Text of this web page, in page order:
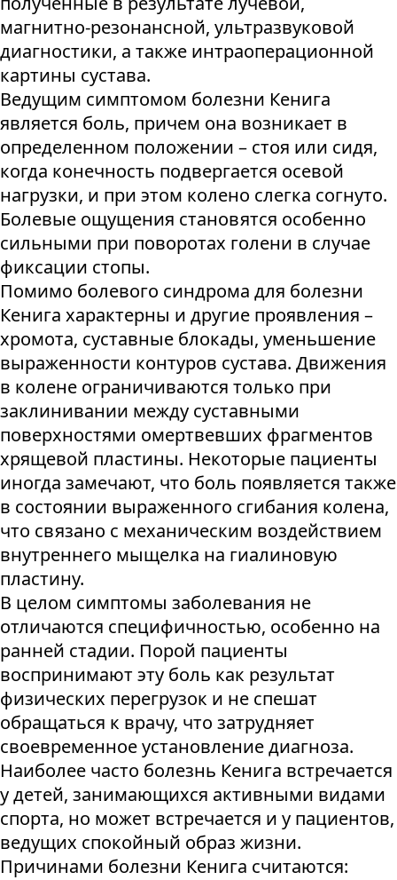
магнитно-резонансной, ультразвуковой
диагностики, а также интраоперационной
картины сустава.
Ведущим симптомом болезни Кенига
является боль, причем она возникает в
определенном положении – стоя или сидя,
когда конечность подвергается осевой
нагрузки, и при этом колено слегка согнуто.
Болевые ощущения становятся особенно
сильными при поворотах голени в случае
фиксации стопы.
Помимо болевого синдрома для болезни
Кенига характерны и другие проявления –
хромота, суставные блокады, уменьшение
выраженности контуров сустава. Движения
в колене ограничиваются только при
заклинивании между суставными
поверхностями омертвевших фрагментов
хрящевой пластины. Некоторые пациенты
иногда замечают, что боль появляется также
в состоянии выраженного сгибания колена,
что связано с механическим воздействием
внутреннего мыщелка на гиалиновую
пластину.
В целом симптомы заболевания не
отличаются специфичностью, особенно на
ранней стадии. Порой пациенты
воспринимают эту боль как результат
физических перегрузок и не спешат
обращаться к врачу, что затрудняет
своевременное установление диагноза.
Наиболее часто болезнь Кенига встречается
у детей, занимающихся активными видами
спорта, но может встречается и у пациентов,
ведущих спокойный образ жизни.
Причинами болезни Кенига считаются: